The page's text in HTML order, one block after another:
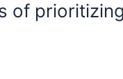
of